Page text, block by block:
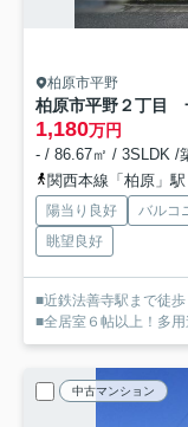
柏原市平野
柏原市平野２丁目
1,180万円
- / 86.67㎡ / 3SLDK /
関西本線「柏原」
陽当り良好 バルコ
眺望良好
■近鉄法善寺駅まで徒
■全居室６帖以上！多
中古マンション